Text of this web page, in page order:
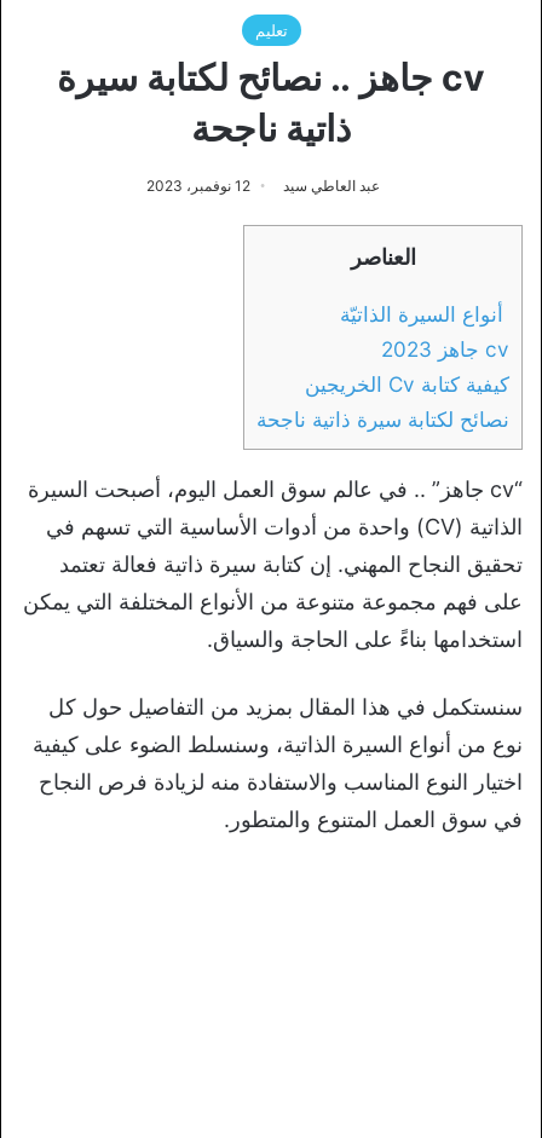
تعليم
cv جاهز .. نصائح لكتابة سيرة
ذاتية ناجحة
عبد العاطي سيد 12 نوفمبر، 2023
العناصر
أنواع السيرة الذاتيّة
cv جاهز 2023
كيفية كتابة Cv الخريجين
نصائح لكتابة سيرة ذاتية ناجحة
“cv جاهز” .. في عالم سوق العمل اليوم، أصبحت السيرة
الذاتية (CV) واحدة من أدوات الأساسية التي تسهم في
تحقيق النجاح المهني. إن كتابة سيرة ذاتية فعالة تعتمد
على فهم مجموعة متنوعة من الأنواع المختلفة التي يمكن
استخدامها بناءً على الحاجة والسياق.
سنستكمل في هذا المقال بمزيد من التفاصيل حول كل
نوع من أنواع السيرة الذاتية، وسنسلط الضوء على كيفية
اختيار النوع المناسب والاستفادة منه لزيادة فرص النجاح
في سوق العمل المتنوع والمتطور.